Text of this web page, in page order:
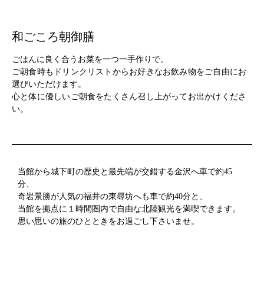
和ごころ朝御膳
ごはんに良く合うお菜を一つ一手作りで。
ご朝食時もドリンクリストからお好きなお飲み物をご自由にお
選びいただけます。
心と体に優しいご朝食をたくさん召し上がってお出かけくださ
い。
当館から城下町の歴史と最先端が交錯する金沢へ車で約45
分、
奇岩景勝が人気の福井の東尋坊へも車で約40分と、
当館を拠点に１時間圏内で自由な北陸観光を満喫できます。
思い思いの旅のひとときをお過ごし下さいませ。